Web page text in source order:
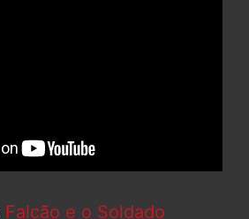
Falcão e o Soldado